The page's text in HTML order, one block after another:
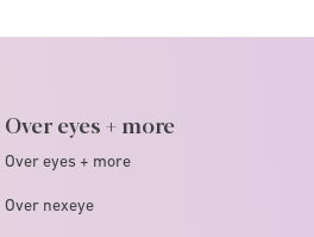
Over eyes + more
Over eyes + more
Over nexeye